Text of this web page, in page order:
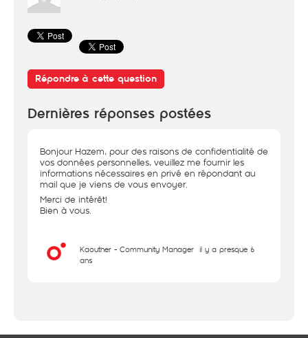
Répondre à cette question
Dernières réponses postées
Bonjour Hazem, pour des raisons de confidentialité de
vos données personnelles, veuillez me fournir les
informations nécessaires en privé en répondant au
mail que je viens de vous envoyer.
Merci de intérêt!
Bien à vous.
Kaouther - Community Manager il y a presque 6
ans